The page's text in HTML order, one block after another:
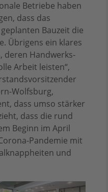
Betriebe haben
dass das
Bauzeit die
Übrigens ein klares
deren Handwerks-
Arbeit leisten“,
Wolfsburg,
dass umso stärker
dass die rund
Beginn im April
Pandemie mit
und